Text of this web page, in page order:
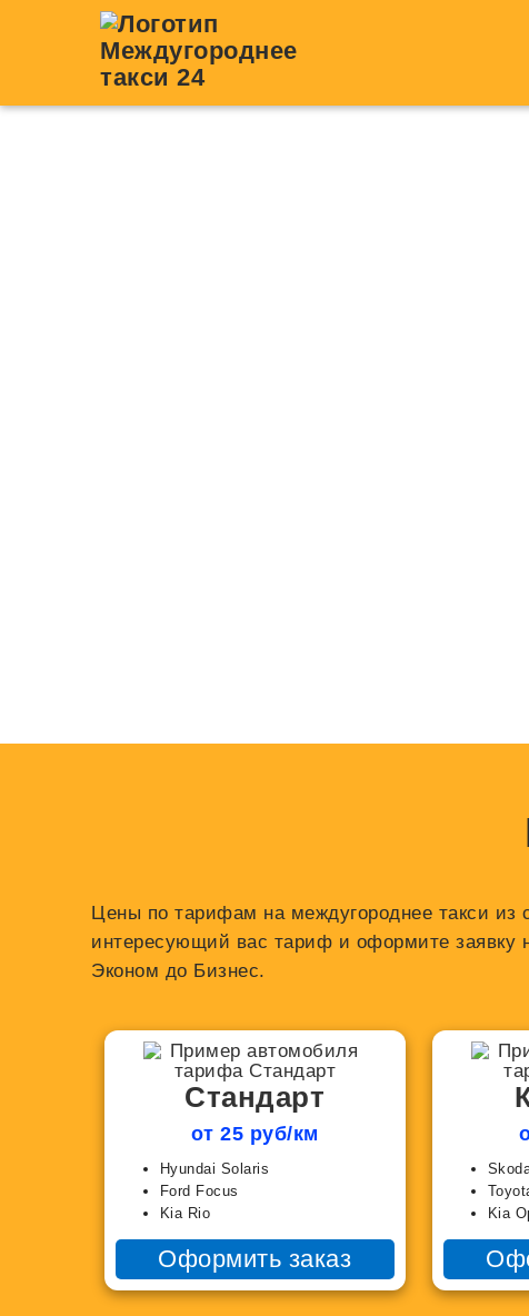
Цены по тарифам на междугороднее такси из
интересующий вас тариф и оформите заявку
Эконом до Бизнес.
Стандарт
от 25 руб/км
Hyundai Solaris
Ford Focus
Kia Rio
Оформить заказ
Kia